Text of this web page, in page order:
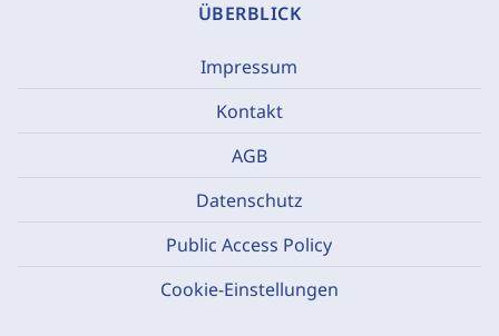
ÜBERBLICK
Impressum
Kontakt
AGB
Datenschutz
Public Access Policy
Cookie-Einstellungen